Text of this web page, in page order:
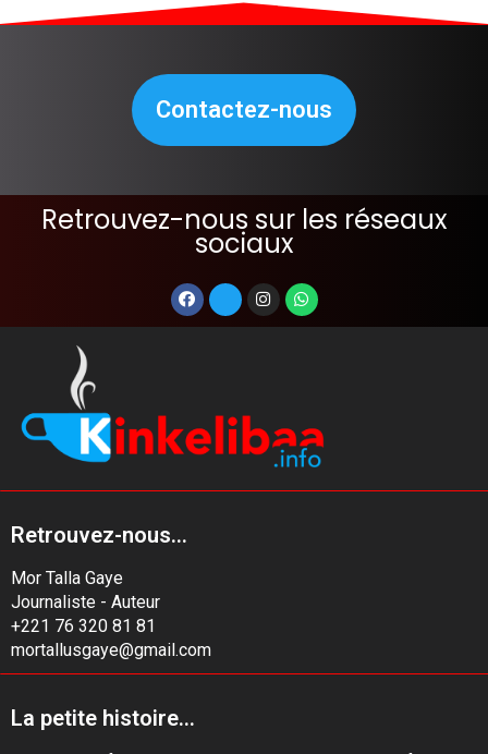
Contactez-nous
Retrouvez-nous sur les réseaux
sociaux
Retrouvez-nous...
Mor Talla Gaye
Journaliste - Auteur
+221 76 320 81 81
mortallusgaye@gmail.com
La petite histoire...